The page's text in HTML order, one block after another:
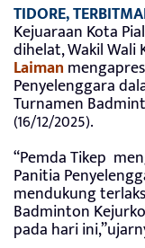
TIDORE,
Kejuaraan Kota
dihelat, Wakil Wali
Laiman
Penyelenggara
Turnamen
(16/12/2025).
“Pemda Tikep
Panitia
mendukung
Badminton
pada hari